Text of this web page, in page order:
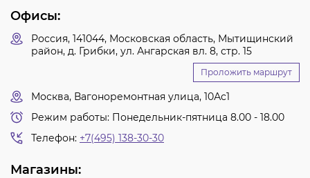
Офисы:
Россия, 141044, Московская область, Мытищинский
район, д. Грибки, ул. Ангарская вл. 8, стр. 15
Проложить маршрут
Москва, Вагоноремонтная улица, 10Ас1
Режим работы: Понедельник-пятница 8.00 - 18.00
Телефон: +7(495) 138-30-30
Магазины: